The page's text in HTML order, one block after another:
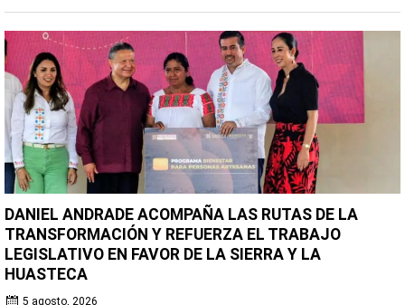
DANIEL ANDRADE ACOMPAÑA LAS RUTAS DE LA
TRANSFORMACIÓN Y REFUERZA EL TRABAJO
LEGISLATIVO EN FAVOR DE LA SIERRA Y LA
HUASTECA
5 agosto, 2026